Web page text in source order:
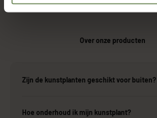
Over onze producten
Zijn de kunstplanten geschikt voor buiten?
Hoe onderhoud ik mijn kunstplant?